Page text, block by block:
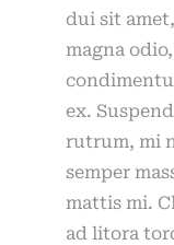
dui sit
magna
ex.
rutrum, mi
semper
mattis mi.
ad litora